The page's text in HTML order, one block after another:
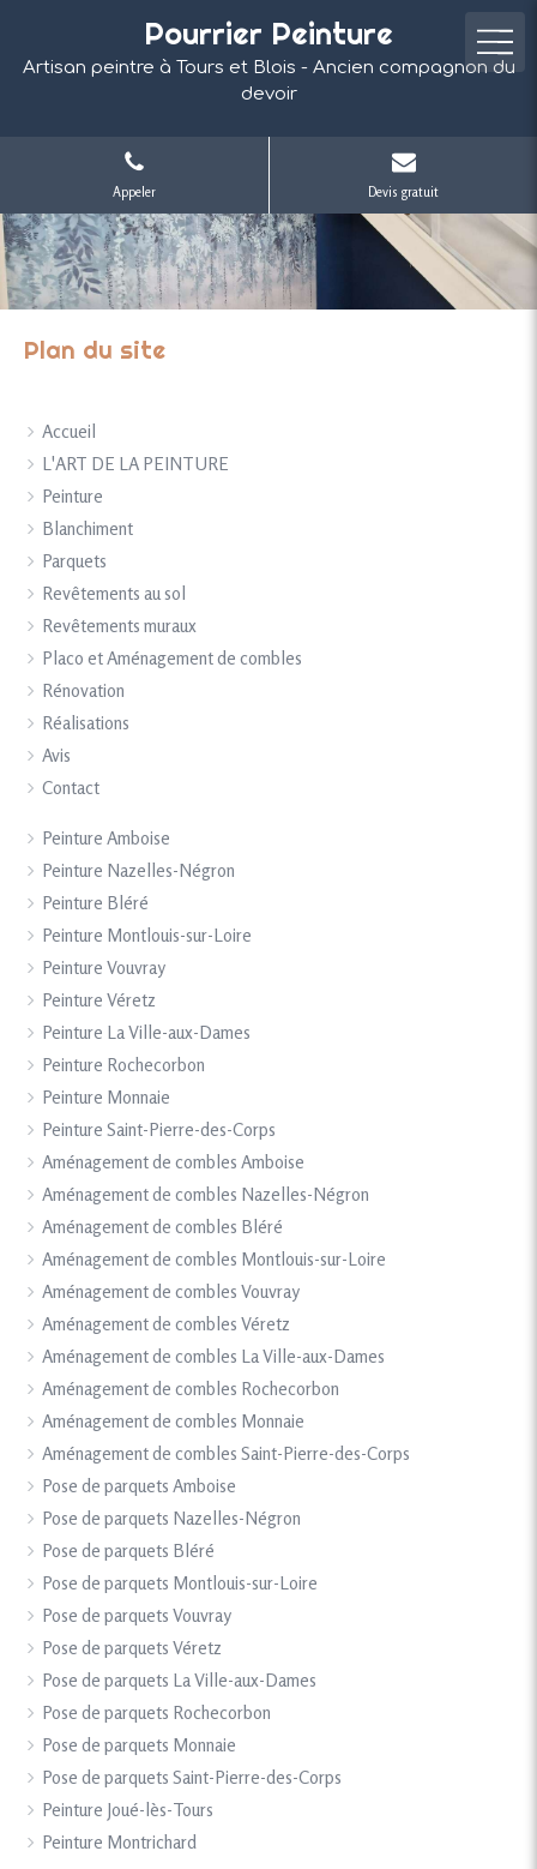
Pourrier Peinture
Artisan peintre à Tours et Blois - Ancien compagnon du
devoir
Appeler Devis gratuit
Plan du site
Accueil
L'ART DE LA PEINTURE
Peinture
Blanchiment
Parquets
Revêtements au sol
Revêtements muraux
Placo et Aménagement de combles
Rénovation
Réalisations
Avis
Contact
Peinture Amboise
Peinture Nazelles-Négron
Peinture Bléré
Peinture Montlouis-sur-Loire
Peinture Vouvray
Peinture Véretz
Peinture La Ville-aux-Dames
Peinture Rochecorbon
Peinture Monnaie
Peinture Saint-Pierre-des-Corps
Aménagement de combles Amboise
Aménagement de combles Nazelles-Négron
Aménagement de combles Bléré
Aménagement de combles Montlouis-sur-Loire
Aménagement de combles Vouvray
Aménagement de combles Véretz
Aménagement de combles La Ville-aux-Dames
Aménagement de combles Rochecorbon
Aménagement de combles Monnaie
Aménagement de combles Saint-Pierre-des-Corps
Pose de parquets Amboise
Pose de parquets Nazelles-Négron
Pose de parquets Bléré
Pose de parquets Montlouis-sur-Loire
Pose de parquets Vouvray
Pose de parquets Véretz
Pose de parquets La Ville-aux-Dames
Pose de parquets Rochecorbon
Pose de parquets Monnaie
Pose de parquets Saint-Pierre-des-Corps
Peinture Joué-lès-Tours
Peinture Montrichard